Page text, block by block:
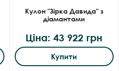
Кулон "Зірка Давида" з
діамантами
Ціна: 43 922 грн
Купити